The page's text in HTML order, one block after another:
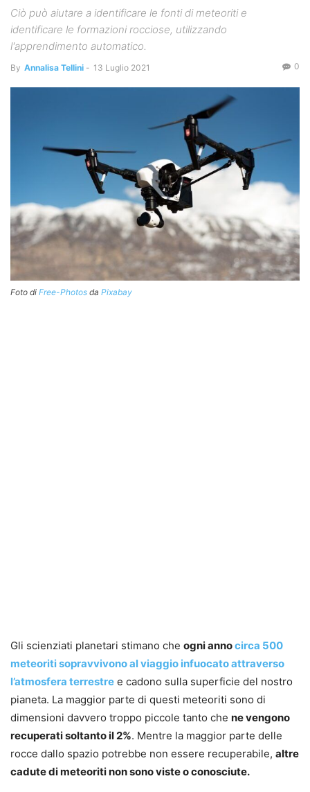
Ciò può aiutare a identificare le fonti di meteoriti e
identificare le formazioni rocciose, utilizzando
l'apprendimento automatico.
By Annalisa Tellini - 13 Luglio 2021 0
Foto di Free-Photos da Pixabay
Gli scienziati planetari stimano che ogni annocirca 500
meteoriti sopravvivono al viaggio infuocato attraverso
l’atmosfera terrestre e cadono sulla superficie del nostro
pianeta. La maggior parte di questi meteoriti sono di
dimensioni davvero troppo piccole tanto che ne vengono
recuperati soltanto il 2%. Mentre la maggior parte delle
rocce dallo spazio potrebbe non essere recuperabile, altre
cadute di meteoriti non sono viste o conosciute.